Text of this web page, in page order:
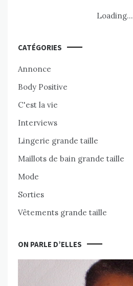
Loading...
CATÉGORIES
Annonce
Body Positive
C'est la vie
Interviews
Lingerie grande taille
Maillots de bain grande taille
Mode
Sorties
Vêtements grande taille
ON PARLE D’ELLES